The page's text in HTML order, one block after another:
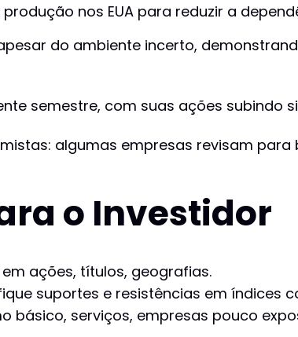
nos EUA para reduzir a
do ambiente incerto,
semestre, com suas ações subindo
algumas empresas revisam
o Investidor
ações, títulos, geografias.
suportes e resistências em índices
básico, serviços, empresas pouco